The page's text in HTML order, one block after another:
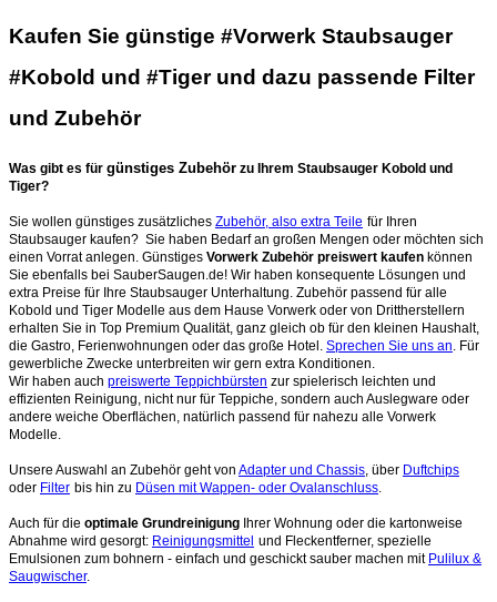
Kaufen Sie günstige #Vorwerk Staubsauger
#Kobold und #Tiger und dazu passende Filter
und Zubehör
Was gibt es für günstiges Zubehör zu Ihrem Staubsauger Kobold und
Tiger?
Sie wollen günstiges zusätzliches Zubehör, also extra Teile für Ihren
Staubsauger kaufen? Sie haben Bedarf an großen Mengen oder möchten sich
einen Vorrat anlegen. Günstiges Vorwerk Zubehör preiswert kaufen können
Sie ebenfalls bei SauberSaugen.de! Wir haben konsequente Lösungen und
extra Preise für Ihre Staubsauger Unterhaltung. Zubehör passend für alle
Kobold und Tiger Modelle aus dem Hause Vorwerk oder von Drittherstellern
erhalten Sie in Top Premium Qualität, ganz gleich ob für den kleinen Haushalt,
die Gastro, Ferienwohnungen oder das große Hotel. Sprechen Sie uns an . Für
gewerbliche Zwecke unterbreiten wir gern extra Konditionen.
Wir haben auch preiswerte Teppichbürsten zur spielerisch leichten und
effizienten Reinigung, nicht nur für Teppiche, sondern auch Auslegware oder
andere weiche Oberflächen, natürlich passend für nahezu alle Vorwerk
Modelle.
Unsere Auswahl an Zubehör geht von Adapter und Chassis , über Duftchips
oder Filter bis hin zu Düsen mit Wappen- oder Ovalanschluss
Auch für die optimale Grundreinigung Ihrer Wohnung oder die kartonweise
Abnahme wird gesorgt: Reinigungsmittel und Fleckentferner, spezielle
Emulsionen zum bohnern - einfach und geschickt sauber machen mit Pulilux &
Saugwischer.